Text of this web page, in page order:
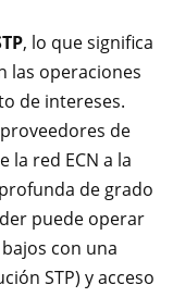
, lo que significa
las operaciones
de intereses.
de
la red ECN a la
de grado
puede operar
con una
STP) y acceso